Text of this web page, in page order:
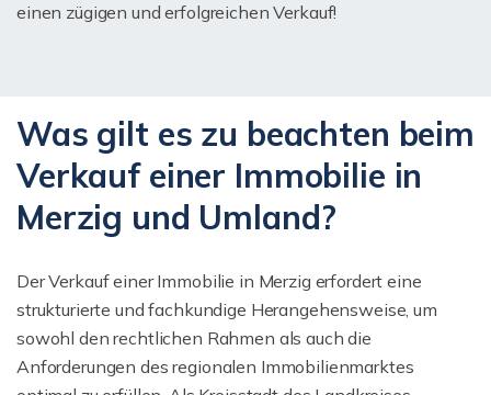
einen zügigen und erfolgreichen Verkauf!
Was gilt es zu beachten beim
Verkauf einer Immobilie in
Merzig und Umland?
Der Verkauf einer Immobilie in Merzig erfordert eine
strukturierte und fachkundige Herangehensweise, um
sowohl den rechtlichen Rahmen als auch die
Anforderungen des regionalen Immobilienmarktes